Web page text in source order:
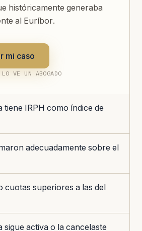
históricamente generaba
al Euríbor.
mi caso
VE UN ABOGADO
tiene IRPH como índice de
adecuadamente sobre el
cuotas superiores a las del
sigue activa o la cancelaste